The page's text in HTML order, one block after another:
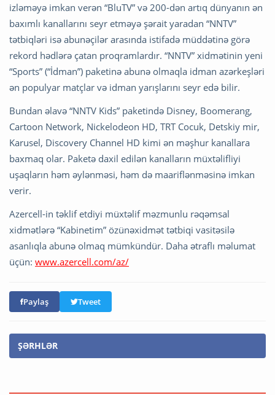
izləməyə imkan verən “BluTV” və 200-dən artıq dünyanın ən
baxımlı kanallarını seyr etməyə şərait yaradan “NNTV”
tətbiqləri isə abunəçilər arasında istifadə müddətinə görə
rekord hədlərə çatan proqramlardır. “NNTV” xidmətinin yeni
“Sports” (“İdman”) paketinə abunə olmaqla idman azərkeşləri
ən populyar matçlar və idman yarışlarını seyr edə bilir.
Bundan əlavə “NNTV Kids” paketində Disney, Boomerang,
Cartoon Network, Nickelodeon HD, TRT Cocuk, Detskiy mir,
Karusel, Discovery Channel HD kimi ən məşhur kanallara
baxmaq olar. Paketə daxil edilən kanalların müxtəlifliyi
uşaqların həm əylənməsi, həm də maariflənməsinə imkan
verir.
Azercell-in təklif etdiyi müxtəlif məzmunlu rəqəmsal
xidmətlərə “Kabinetim” özünəxidmət tətbiqi vasitəsilə
asanlıqla abunə olmaq mümkündür. Daha ətraflı məlumat
üçün: www.azercell.com/az/
Paylaş Tweet
ŞƏRHLƏR